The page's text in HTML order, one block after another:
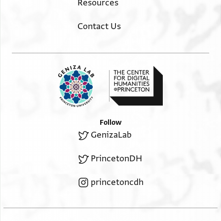
לם יכרגה מן ענדה טול הדה אלמדה אלמד׳ אלי אן לקאה
סאפר מע מעלמה אלמולי אהרן הנשיא אלמד׳ יצ׳׳ו מן גיר
[[אגבאר]]
גציבה ובסואל פמה ודלך ברצ'א אבוה ואמה תם אשהד
ואנה יזודה ויספרה מע מן ידאה יצלח וכל הדה חצל
ברצאהם מן גיר
סנה א׳ת׳ת׳ע׳ב׳
Resources
Contact Us
Follow
GenizaLab
PrincetonDH
princetoncdh